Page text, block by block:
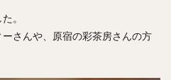
。
さんや、原宿の彩茶房さんの方